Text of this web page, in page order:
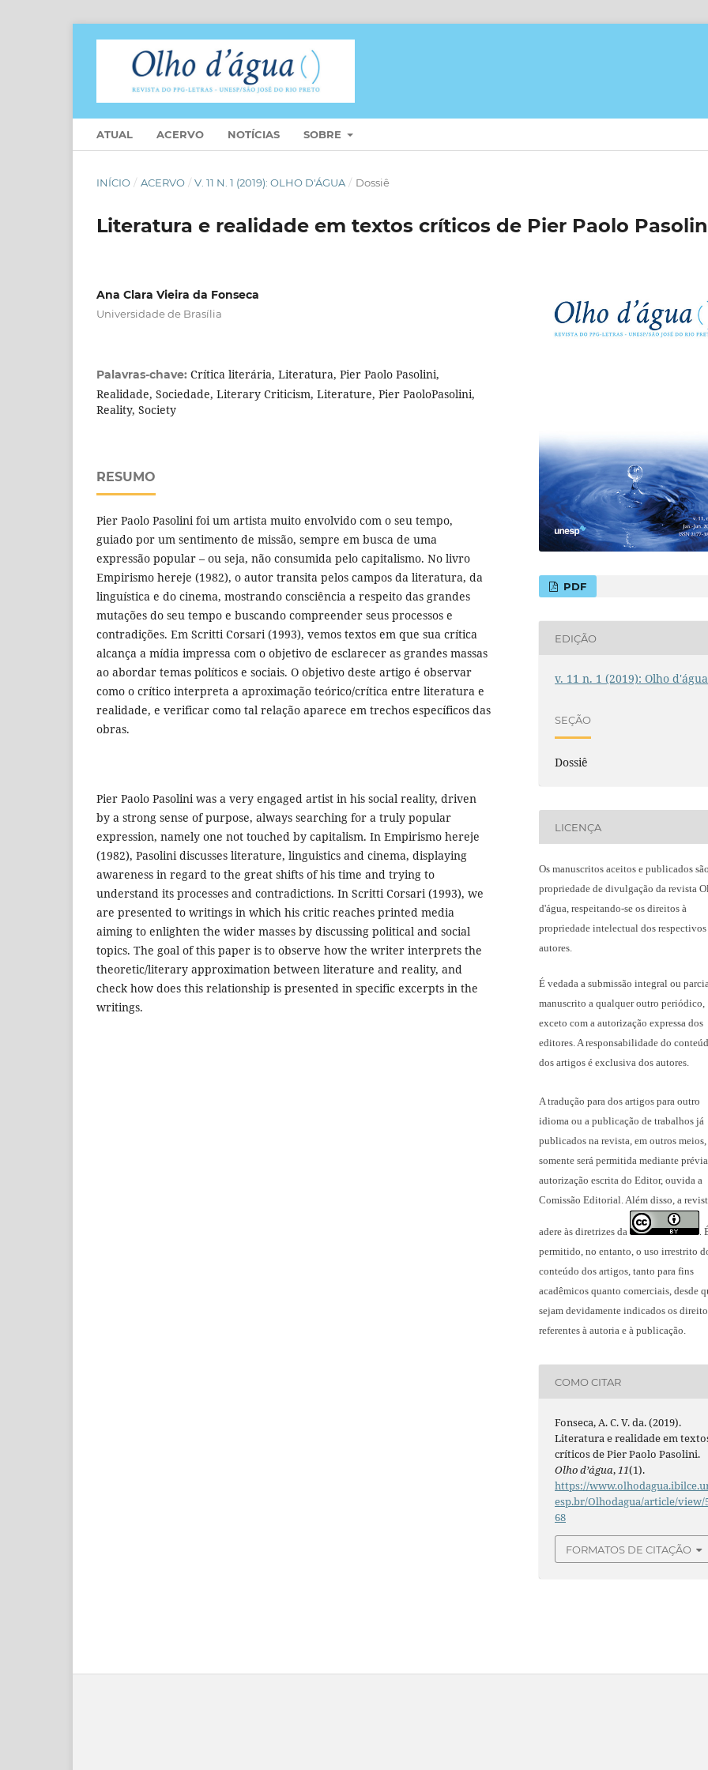
ATUAL ACERVO NOTÍCIAS SOBRE
INÍCIO / ACERVO / V. 11 N. 1 (2019): OLHO D'ÁGUA / Dossiê
Literatura e realidade em textos críticos de Pier Paolo
Ana Clara Vieira da Fonseca
Universidade de Brasília
Palavras-chave: Crítica literária, Literatura, Pier Paolo Pasolini,
Realidade, Sociedade, Literary Criticism, Literature, Pier PaoloPasolini,
Reality, Society
RESUMO
Pier Paolo Pasolini foi um artista muito envolvido com o seu tempo,
guiado por um sentimento de missão, sempre em busca de uma
expressão popular – ou seja, não consumida pelo capitalismo. No livro
Empirismo hereje (1982), o autor transita pelos campos da literatura, da
linguística e do cinema, mostrando consciência a respeito das grandes
mutações do seu tempo e buscando compreender seus processos e
contradições. Em Scritti Corsari (1993), vemos textos em que sua crítica
alcança a mídia impressa com o objetivo de esclarecer as grandes massas
ao abordar temas políticos e sociais. O objetivo deste artigo é observar
como o crítico interpreta a aproximação teórico/crítica entre literatura e
realidade, e verificar como tal relação aparece em trechos específicos das
obras.
Pier Paolo Pasolini was a very engaged artist in his social reality, driven
by a strong sense of purpose, always searching for a truly popular
expression, namely one not touched by capitalism. In Empirismo hereje
(1982), Pasolini discusses literature, linguistics and cinema, displaying
awareness in regard to the great shifts of his time and trying to
understand its processes and contradictions. In Scritti Corsari (1993), we
are presented to writings in which his critic reaches printed media
aiming to enlighten the wider masses by discussing political and social
topics. The goal of this paper is to observe how the writer interprets the
theoretic/literary approximation between literature and reality, and
check how does this relationship is presented in specific excerpts in the
writings.
PDF
EDIÇÃO
v. 11 n. 1 (2019): Olho d'água
SEÇÃO
Dossiê
LICENÇA
Os manuscritos aceitos e publicados
propriedade de divulgação da revista
d'água, respeitando-se os direitos à
propriedade intelectual dos respectivos
autores.
É vedada a submissão integral ou
manuscrito a qualquer outro periódico,
exceto com a autorização expressa dos
editores. A responsabilidade do
dos artigos é exclusiva dos autores.
A tradução para dos artigos para outro
idioma ou a publicação de trabalhos já
publicados na revista, em outros meios,
somente será permitida mediante prévia
autorização escrita do Editor, ouvida a
Comissão Editorial. Além disso, a
adere às diretrizes da .
permitido, no entanto, o uso irrestrito
conteúdo dos artigos, tanto para fins
acadêmicos quanto comerciais, desde
sejam devidamente indicados os
referentes à autoria e à publicação.
COMO CITAR
Fonseca, A. C. V. da. (2019).
Literatura e realidade em
críticos de Pier Paolo Pasolini.
Olho d’água,11(1).
https://
esp.br/Olhodagua/article/view/
68
FORMATOS DE CITAÇÃO